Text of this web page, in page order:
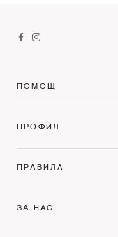
ПОМОЩ
ПРОФИЛ
ПРАВИЛА
ЗА НАС